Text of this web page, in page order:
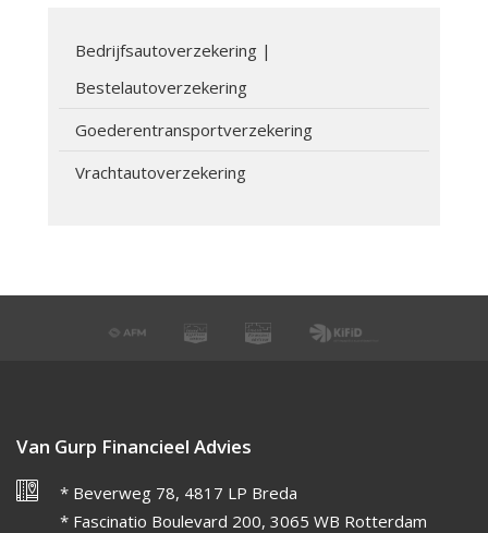
Bedrijfsautoverzekering |
Bestelautoverzekering
Goederentransportverzekering
Vrachtautoverzekering
Van Gurp Financieel Advies
* Beverweg 78, 4817 LP Breda
* Fascinatio Boulevard 200, 3065 WB Rotterdam